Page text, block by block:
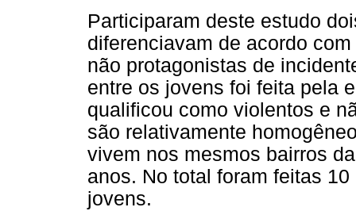
Participaram deste estudo
diferenciavam de acordo
não protagonistas de
entre os jovens foi feita pela
qualificou como violentos e
são relativamente
vivem nos mesmos bairros
anos. No total foram feitas
jovens.